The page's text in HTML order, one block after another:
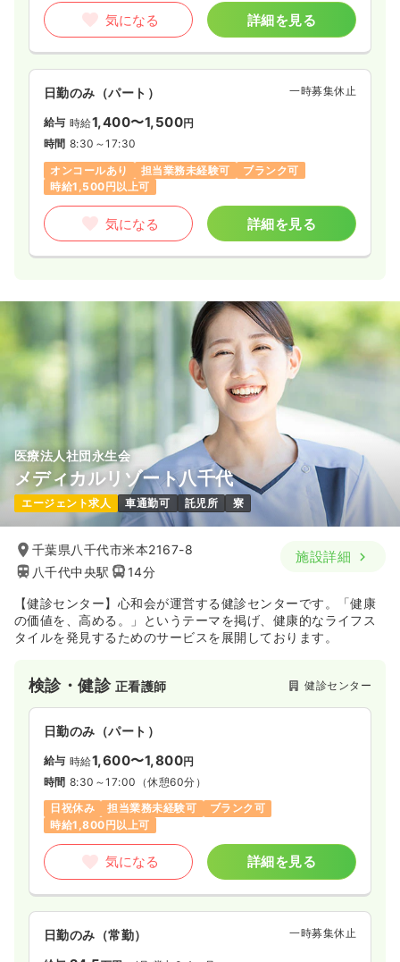
気になる 詳細を見る
日勤のみ（パート） 一時募集休止
給与 時給1,400〜1,500円
時間 8:30～17:30
オンコールあり
担当業務未経験可
ブランク可
時給1,500円以上可
気になる 詳細を見る
医療法人社団永生会
メディカルリゾート八千代
エージェント求人 車通勤可 託児所 寮
千葉県八千代市米本2167-8
八千代中央駅
14分
施設詳細
【健診センター】心和会が運営する健診センターです。「健康
の価値を、高める。」というテーマを掲げ、健康的なライフス
タイルを発見するためのサービスを展開しております。
検診・健診 正看護師 健診センター
日勤のみ（パート）
給与 時給1,600〜1,800円
時間 8:30～17:00 （休憩60分）
日祝休み
担当業務未経験可
ブランク可
時給1,800円以上可
気になる 詳細を見る
日勤のみ（常勤） 一時募集休止